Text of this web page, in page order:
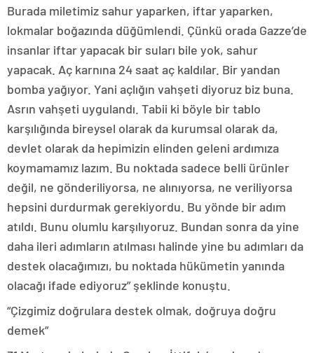
Burada miletimiz sahur yaparken, iftar yaparken,
lokmalar boğazında düğümlendi. Çünkü orada Gazze’de
insanlar iftar yapacak bir suları bile yok, sahur
yapacak. Aç karnına 24 saat aç kaldılar. Bir yandan
bomba yağıyor. Yani açlığın vahşeti diyoruz biz buna.
Asrın vahşeti uygulandı. Tabii ki böyle bir tablo
karşılığında bireysel olarak da kurumsal olarak da,
devlet olarak da hepimizin elinden geleni ardımıza
koymamamız lazım. Bu noktada sadece belli ürünler
değil, ne gönderiliyorsa, ne alınıyorsa, ne veriliyorsa
hepsini durdurmak gerekiyordu. Bu yönde bir adım
atıldı. Bunu olumlu karşılıyoruz. Bundan sonra da yine
daha ileri adımların atılması halinde yine bu adımları da
destek olacağımızı, bu noktada hükümetin yanında
olacağı ifade ediyoruz” şeklinde konuştu.
“Çizgimiz doğrulara destek olmak, doğruya doğru
demek”